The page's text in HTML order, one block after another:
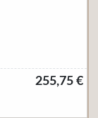
255,75 €